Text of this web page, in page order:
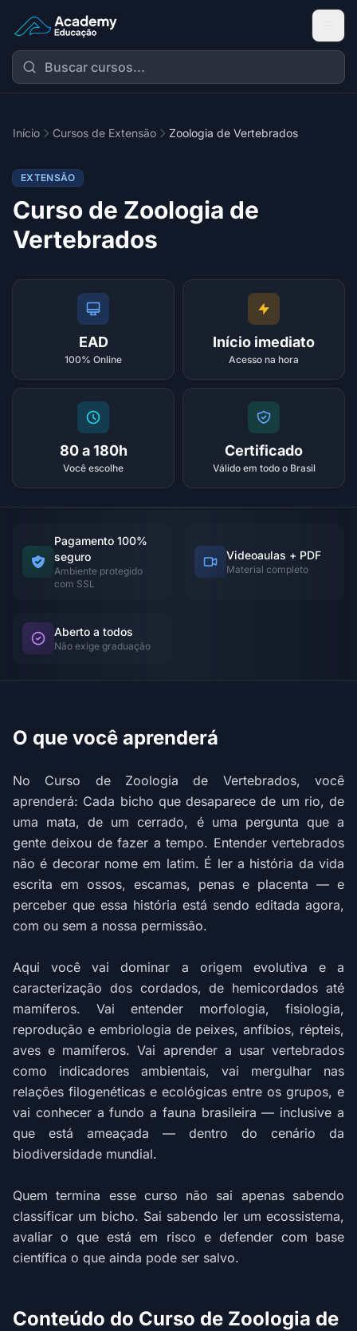
Academy Extensão
Início Cursos de Extensão Zoologia de Vertebrados
EXTENSÃO
Curso de Zoologia de
Vertebrados
EAD
100% Online
Início imediato
Acesso na hora
80 a 180h
Você escolhe
Certificado
Válido em todo o Brasil
Pagamento 100%
seguro
Ambiente protegido
com SSL
Videoaulas + PDF
Material completo
Aberto a todos
Não exige graduação
O que você aprenderá
No Curso de Zoologia de Vertebrados, você
aprenderá: Cada bicho que desaparece de um rio, de
uma mata, de um cerrado, é uma pergunta que a
gente deixou de fazer a tempo. Entender vertebrados
não é decorar nome em latim. É ler a história da vida
escrita em ossos, escamas, penas e placenta — e
perceber que essa história está sendo editada agora,
com ou sem a nossa permissão.
Aqui você vai dominar a origem evolutiva e a
caracterização dos cordados, de hemicordados até
mamíferos. Vai entender morfologia, fisiologia,
reprodução e embriologia de peixes, anfíbios, répteis,
aves e mamíferos. Vai aprender a usar vertebrados
como indicadores ambientais, vai mergulhar nas
relações filogenéticas e ecológicas entre os grupos, e
vai conhecer a fundo a fauna brasileira — inclusive a
que está ameaçada — dentro do cenário da
biodiversidade mundial.
Quem termina esse curso não sai apenas sabendo
classificar um bicho. Sai sabendo ler um ecossistema,
avaliar o que está em risco e defender com base
científica o que ainda pode ser salvo.
Conteúdo do Curso de Zoologia de